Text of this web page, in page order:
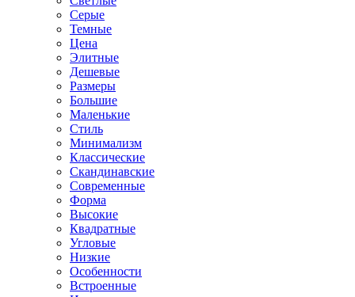
Серые
Темные
Цена
Элитные
Дешевые
Размеры
Большие
Маленькие
Стиль
Минимализм
Классические
Скандинавские
Современные
Форма
Высокие
Квадратные
Угловые
Низкие
Особенности
Встроенные